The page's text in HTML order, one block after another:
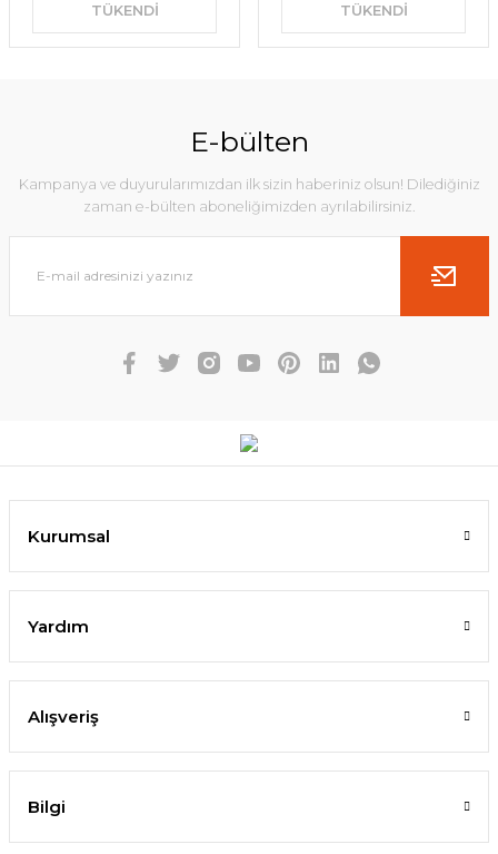
TÜKENDİ TÜKENDİ
E-bülten
Kampanya ve duyurularımızdan ilk sizin haberiniz olsun! Dilediğiniz
zaman e-bülten aboneliğimizden ayrılabilirsiniz.
Kurumsal
Yardım
Alışveriş
Bilgi